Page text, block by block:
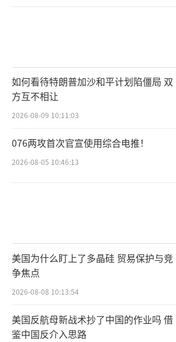
如何看待特朗普加沙和平计划陷僵局 双
方互不相让
2026-08-09 10:11:03
076两攻首次官宣使用综合电推！
2026-08-05 10:46:13
美国为什么盯上了多晶硅 贸易保护与竞
争焦点
2026-08-08 10:13:54
美国反航母新战术抄了中国的作业吗 借
鉴中国反介入思路